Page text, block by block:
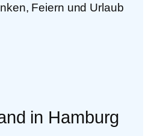
Feiern und Urlaub
in Hamburg